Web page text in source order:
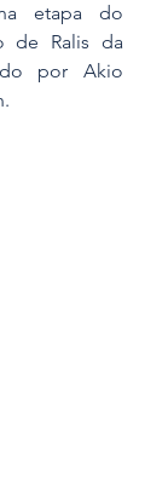
etapa do
de Ralis da
por Akio